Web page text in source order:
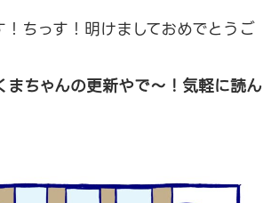
！ちっす！明けましておめでとうご
まちゃんの更新やで～！気軽に読ん